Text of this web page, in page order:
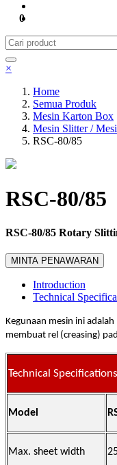
0
×
Home
Semua Produk
Mesin Karton Box
Mesin Slitter /
RSC-80/85
RSC-80/85
RSC-80/85 Rotary
MINTA PENAWARAN
Introduction
Technical
Kegunaan mesin ini
membuat rel (creasing)
Technical Specifications
Model
Max. sheet width